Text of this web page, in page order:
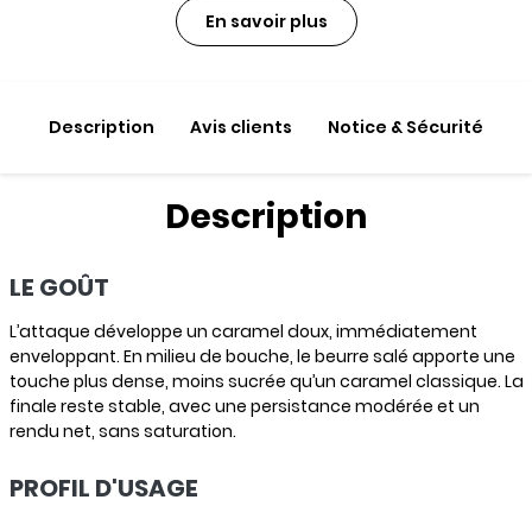
En savoir plus
Description Avis clients Notice & Sécurité
Description
LE GOÛT
L’attaque développe un caramel doux, immédiatement
enveloppant. En milieu de bouche, le beurre salé apporte une
touche plus dense, moins sucrée qu’un caramel classique. La
finale reste stable, avec une persistance modérée et un
rendu net, sans saturation.
PROFIL D'USAGE